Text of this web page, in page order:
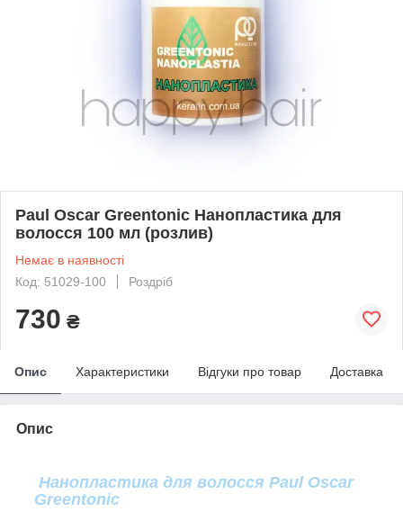
Paul Oscar Greentonic Нанопластика для
волосся 100 мл (розлив)
Немає в наявності
Код: 51029-100
Роздріб
730 ₴
Опис Характеристики Відгуки про товар Доставка
Опис
Нанопластика для волосся Paul Oscar
Greentonic